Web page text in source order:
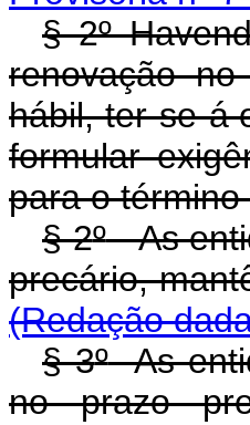
§ 2º
renovação
hábil, ter-se-á
formular
para o
§ 2ºAs
precário,
(Redação
§ 3ºAs
no prazo